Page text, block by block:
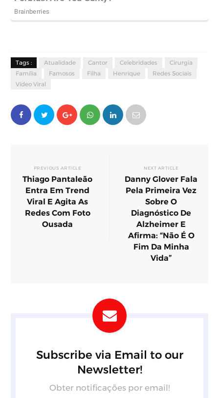
Tags : Atualidade Cantor Celebridades
Cirurgia
Família
Famosos Filha Henrique
Redes Sociais
Vídeo Viral
PREVIOUS ARTICLE
Thiago Pantaleão
Entra Em Trend
Viral E Agita As
Redes Com Foto
Ousada
NEXT ARTICLE
Danny Glover Fala
Pela Primeira Vez
Sobre O
Diagnóstico De
Alzheimer E
Afirma: “Não É O
Fim Da Minha
Vida”
Subscribe via Email to our
Newsletter!
Obter notificações por email!